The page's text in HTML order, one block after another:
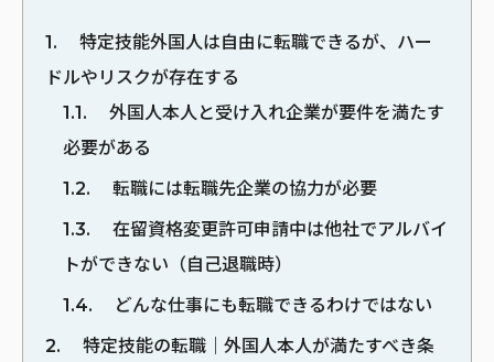
1
特定技能外国人は自由に転職できるが、ハー
ドルやリスクが存在する
1.1
外国人本人と受け入れ企業が要件を満たす
必要がある
1.2
転職には転職先企業の協力が必要
1.3
在留資格変更許可申請中は他社でアルバイ
トができない（自己退職時）
1.4
どんな仕事にも転職できるわけではない
2
特定技能の転職｜外国人本人が満たすべき条